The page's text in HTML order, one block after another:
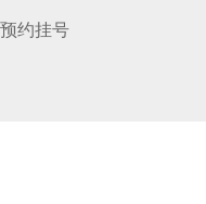
预约挂号